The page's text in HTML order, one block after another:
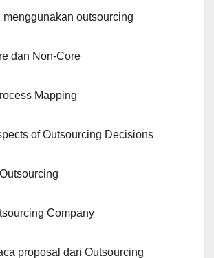
menggunakan outsourcing
dan Non-Core
Mapping
of Outsourcing Decisions
Company
proposal dari Outsourcing